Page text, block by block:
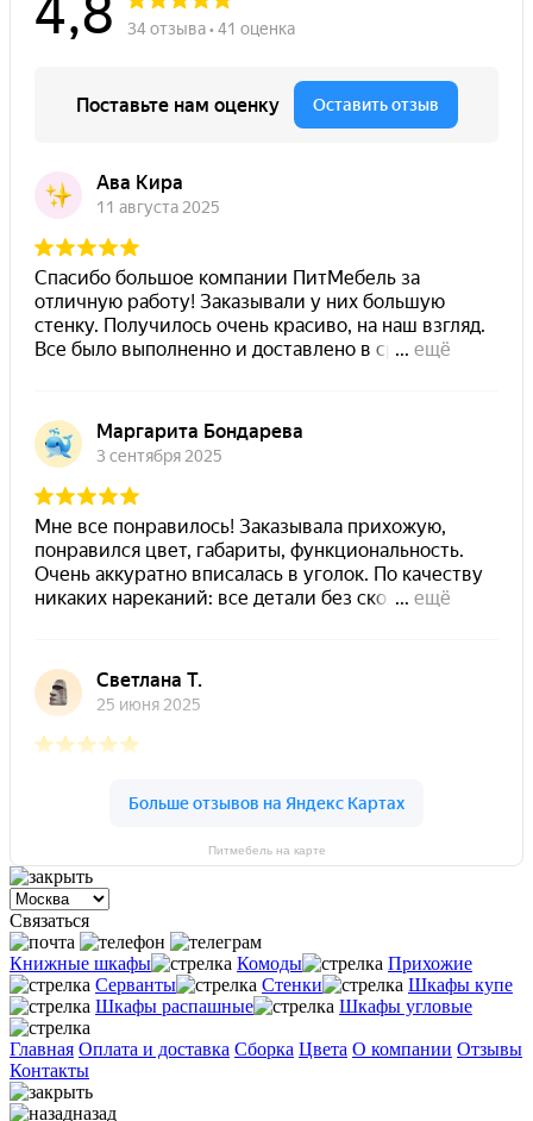
Питмебель на карте
Связаться
Книжные шкафы Комоды
Прихожие
Серванты
Стенки
Шкафы купе
Шкафы распашные
Шкафы угловые
Главная Оплата и доставка Сборка Цвета О компании Отзывы
Контакты
назад